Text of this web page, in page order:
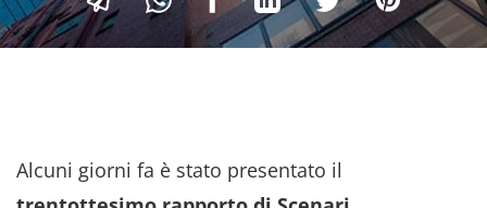
Alcuni giorni fa è stato presentato il